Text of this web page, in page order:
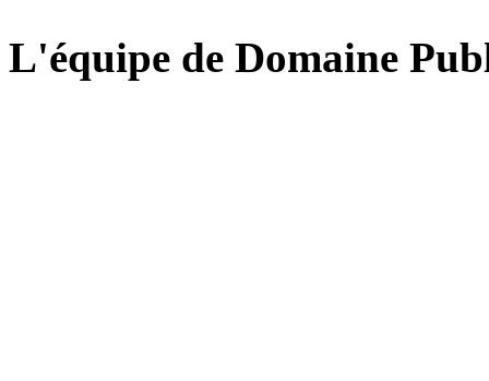
L'équipe de Domaine